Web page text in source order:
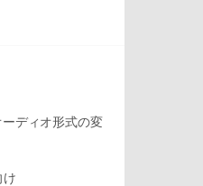
ディオ形式の変
け